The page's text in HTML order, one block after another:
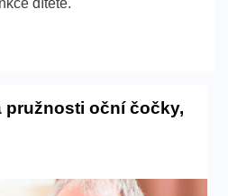
dítěte.
pružnosti oční čočky,